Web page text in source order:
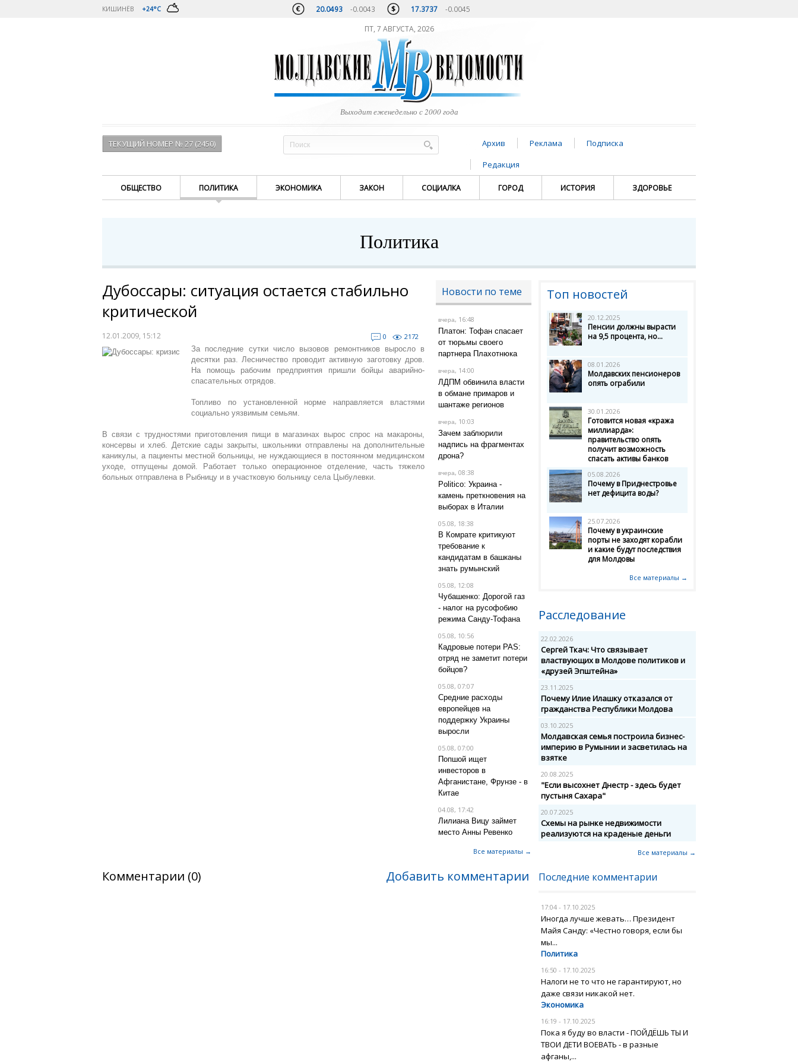
КИШИНЁВ +24°C 20.0493 -0.0043 17.3737 -0.0045
ПТ, 7 АВГУСТА, 2026
Выходит еженедельно с 2000 года
ТЕКУЩИЙ НОМЕР № 27 (2450) Архив Реклама
Подписка
Редакция
ОБЩЕСТВО ПОЛИТИКА ЭКОНОМИКА ЗАКОН СОЦИАЛКА ГОРОД ИСТОРИЯ ЗДОРОВЬЕ
Политика
Дубоссары: ситуация остается стабильно
критической
12.01.2009, 15:12 0
2172
За последние сутки число вызовов ремонтников выросло в
десятки раз. Лесничество проводит активную заготовку дров.
На помощь рабочим предприятия пришли бойцы аварийно-
спасательных отрядов.
Топливо по установленной норме направляется властями
социально уязвимым семьям.
В связи с трудностями приготовления пищи в магазинах вырос спрос на макароны,
консервы и хлеб. Детские сады закрыты, школьники отправлены на дополнительные
каникулы, а пациенты местной больницы, не нуждающиеся в постоянном медицинском
уходе, отпущены домой. Работает только операционное отделение, часть тяжело
больных отправлена в Рыбницу и в участковую больницу села Цыбулевки.
Новости по теме
вчера, 16:48
Платон: Тофан спасает
от тюрьмы своего
партнера Плахотнюка
вчера, 14:00
ЛДПМ обвинила власти
в обмане примаров и
шантаже регионов
вчера, 10:03
Зачем заблюрили
надпись на фрагментах
дрона?
вчера, 08:38
Politico: Украина -
камень преткновения на
выборах в Италии
05.08, 18:38
В Комрате критикуют
требование к
кандидатам в башканы
знать румынский
05.08, 12:08
Чубашенко: Дорогой газ
- налог на русофобию
режима Санду-Тофана
05.08, 10:56
Кадровые потери PAS:
отряд не заметит потери
бойцов?
05.08, 07:07
Средние расходы
европейцев на
поддержку Украины
выросли
05.08, 07:00
Попшой ищет
инвесторов в
Афганистане, Фрунзе - в
Китае
04.08, 17:42
Лилиана Вицу займет
место Анны Ревенко
Все материалы →
Комментарии (0) Добавить комментарии
Топ новостей
20.12.2025
Пенсии должны вырасти
на 9,5 процента, но...
08.01.2026
Молдавских пенсионеров
опять ограбили
30.01.2026
Готовится новая «кража
миллиарда»:
правительство опять
получит возможность
спасать активы банков
05.08.2026
Почему в Приднестровье
нет дефицита воды?
25.07.2026
Почему в украинские
порты не заходят корабли
и какие будут последствия
для Молдовы
Все материалы →
Расследование
22.02.2026
Сергей Ткач: Что связывает
властвующих в Молдове политиков и
«друзей Эпштейна»
23.11.2025
Почему Илие Илашку отказался от
гражданства Республики Молдова
03.10.2025
Молдавская семья построила бизнес-
империю в Румынии и засветилась на
взятке
20.08.2025
"Если высохнет Днестр - здесь будет
пустыня Сахара"
20.07.2025
Схемы на рынке недвижимости
реализуются на краденые деньги
Все материалы →
Последние комментарии
17:04 - 17.10.2025
Иногда лучше жевать… Президент
Майя Санду: «Честно говоря, если бы
мы...
Политика
16:50 - 17.10.2025
Налоги не то что не гарантируют, но
даже связи никакой нет.
Экономика
16:19 - 17.10.2025
Пока я буду во власти - ПОЙДЁШЬ ТЫ И
ТВОИ ДЕТИ ВОЕВАТЬ - в разные
афганы,...